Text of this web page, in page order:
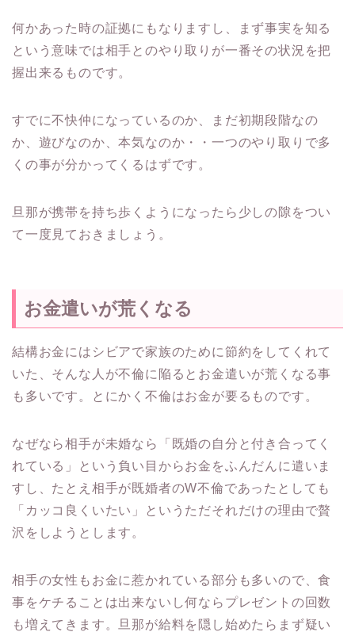
何かあった時の証拠にもなりますし、まず事実を知る
という意味では相手とのやり取りが一番その状況を把
握出来るものです。
すでに不快仲になっているのか、まだ初期段階なの
か、遊びなのか、本気なのか・・一つのやり取りで多
くの事が分かってくるはずです。
旦那が携帯を持ち歩くようになったら少しの隙をつい
て一度見ておきましょう。
お金遣いが荒くなる
結構お金にはシビアで家族のために節約をしてくれて
いた、そんな人が不倫に陥るとお金遣いが荒くなる事
も多いです。とにかく不倫はお金が要るものです。
なぜなら相手が未婚なら「既婚の自分と付き合ってく
れている」という負い目からお金をふんだんに遣いま
すし、たとえ相手が既婚者のW不倫であったとしても
「カッコ良くいたい」というただそれだけの理由で贅
沢をしようとします。
相手の女性もお金に惹かれている部分も多いので、食
事をケチることは出来ないし何ならプレゼントの回数
も増えてきます。旦那が給料を隠し始めたらまず疑い